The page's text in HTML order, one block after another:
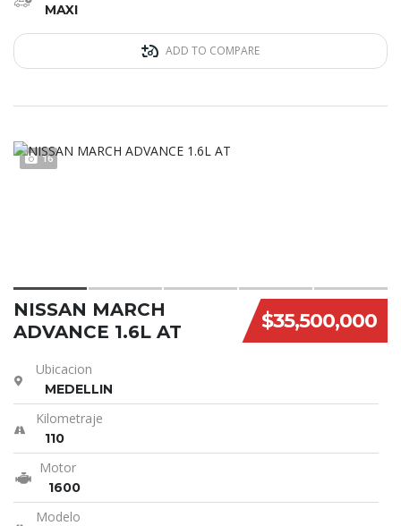
MAXI
ADD TO COMPARE
16
$35,500,000
NISSAN MARCH
ADVANCE 1.6L AT
Ubicacion
MEDELLIN
Kilometraje
110
Motor
1600
Modelo